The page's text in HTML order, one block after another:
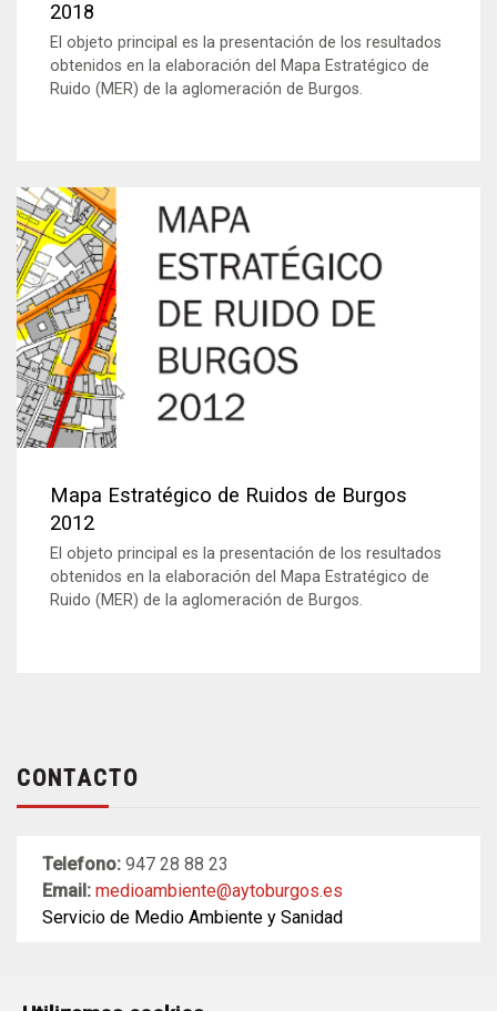
2018
El objeto principal es la presentación de los resultados
obtenidos en la elaboración del Mapa Estratégico de
Ruido (MER) de la aglomeración de Burgos.
Mapa Estratégico de Ruidos de Burgos
2012
El objeto principal es la presentación de los resultados
obtenidos en la elaboración del Mapa Estratégico de
Ruido (MER) de la aglomeración de Burgos.
CONTACTO
Telefono: 947 28 88 23
Email: medioambiente@aytoburgos.es
Servicio de Medio Ambiente y Sanidad